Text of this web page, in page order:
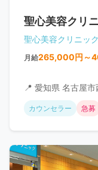
聖心美容クリ
聖心美容クリニッ
月給265,000円～
📍 愛知県 名古屋市
カウンセラー 急募